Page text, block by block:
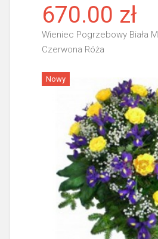
670.00 zł
Wieniec Pogrzebowy Biała
Czerwona Róża
Więcej
Nowy